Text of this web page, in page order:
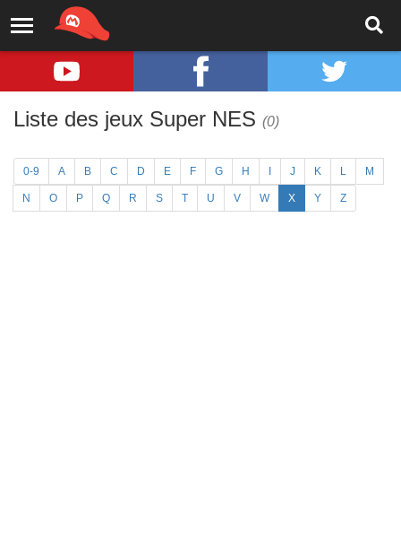
Liste des jeux Super NES (0)
0-9 A B C D E F G H J K L M
N O P Q R S T U V W X Y Z